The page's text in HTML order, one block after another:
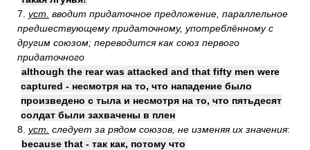
7. уст. вводит придаточное предложение, параллельное
предшествующему придаточному, употреблённому с
другим союзом; переводится как союз первого
придаточного
although the rear was attacked and that fifty men were
captured - несмотря на то, что нападение было
произведено с тыла и несмотря на то, что пятьдесят
солдат были захвачены в плен
8. уст. следует за рядом союзов, не изменяя их значения:
because that - так как, потому что